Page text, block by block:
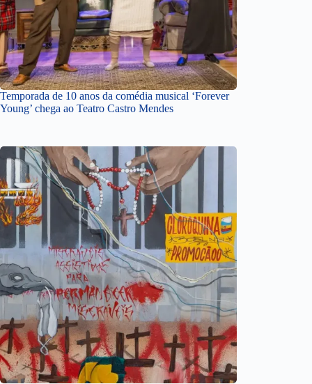
Temporada de 10 anos da comédia musical ‘Forever
Young’ chega ao Teatro Castro Mendes